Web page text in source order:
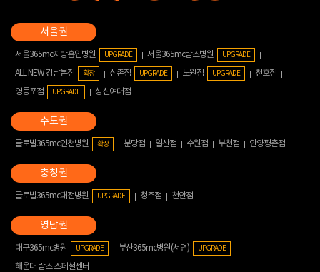
서울365mc지방흡입병원 UPGRADE 서울365mc람스병원 UPGRADE
ALL NEW 강남본점 확장 신촌점 UPGRADE 노원점 UPGRADE
천호점
영등포점
UPGRADE 성신여대점
글로벌365mc인천병원 확장 분당점 일산점 수원점 부천점 안양평촌점
글로벌365mc대전병원 UPGRADE 청주점 천안점
대구365mc병원 UPGRADE 부산365mc병원(서면) UPGRADE
해운대 람스 스페셜센터